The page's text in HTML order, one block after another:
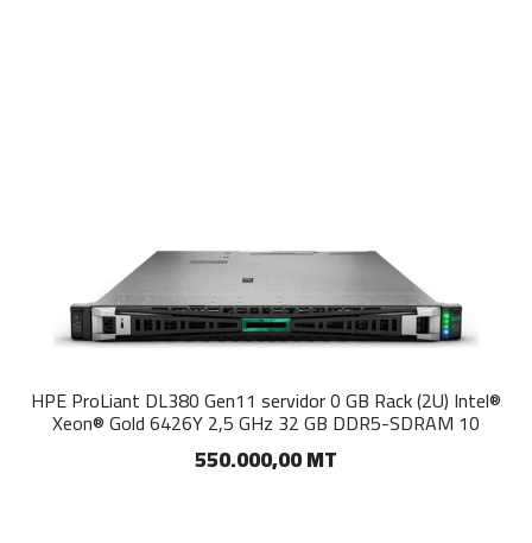
HPE ProLiant DL380 Gen11 servidor 0 GB Rack (2U) Intel®
Xeon® Gold 6426Y 2,5 GHz 32 GB DDR5-SDRAM 10
550.000,00 MT